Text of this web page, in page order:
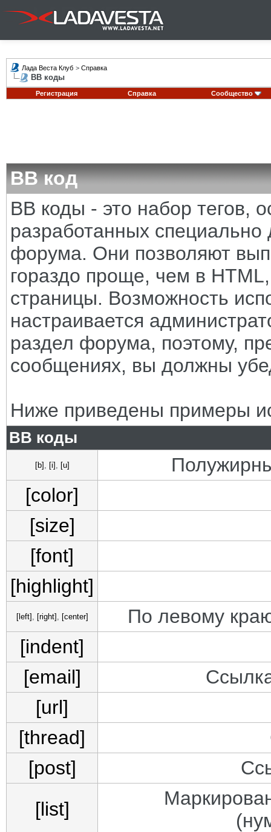
Лада Веста Клуб > Справка
BB коды
Регистрация Справка Сообщество
BB код
BB коды - это набор тегов,
разработанных
форума. Они позволяют
гораздо проще, чем в
страницы. Возможность
настраивается
раздел форума, поэтому,
сообщениях, вы должны
Ниже приведены примеры
BB коды
[b] , [i] , [u]
[color]
[size]
[font]
[highlight]
[left] , [right] , [center]
По левому
[indent]
[email]
[url]
[thread]
[post]
[list]